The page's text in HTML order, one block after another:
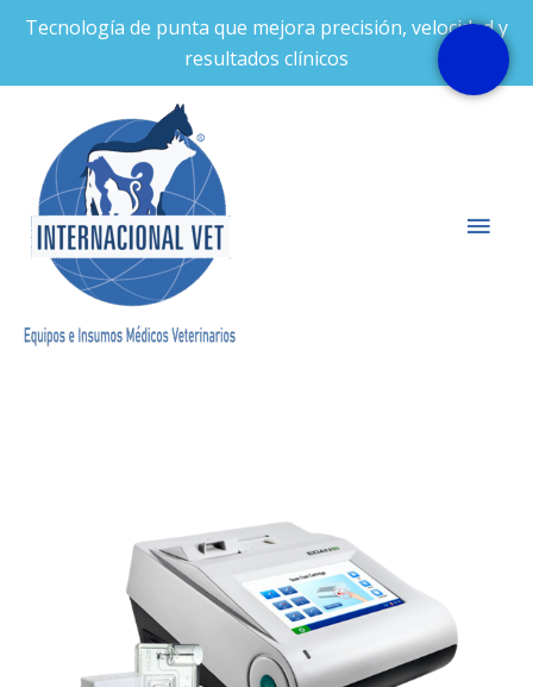
Tecnología de punta que mejora precisión, velocidad y
resultados clínicos